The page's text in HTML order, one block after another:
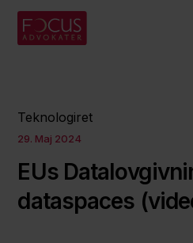
Teknologiret
29. Maj 2024
EUs
dataspaces